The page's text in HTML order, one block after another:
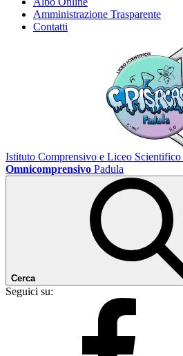
Amministrazione Trasparente
Contatti
Istituto Comprensivo e Liceo Scientifico
Omnicomprensivo Padula
Cerca
Seguici su: